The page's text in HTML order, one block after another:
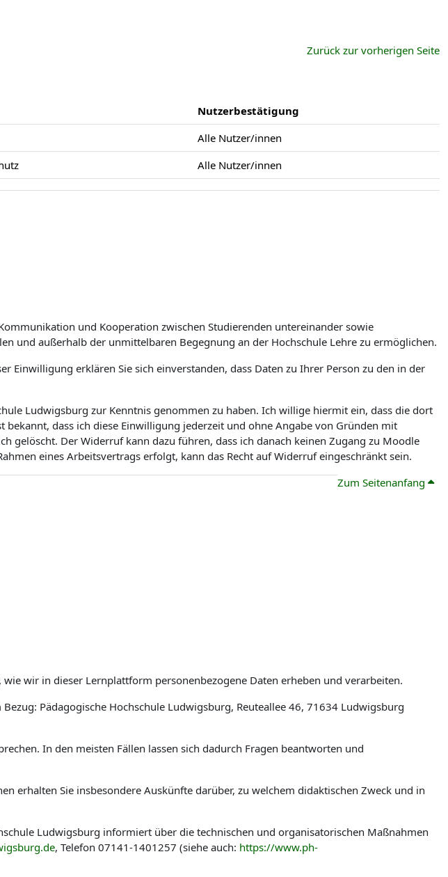
Zurück zur vorherigen Seite
Nutzerbestätigung
Alle Nutzer/innen
Alle Nutzer/innen
und Kooperation zwischen Studierenden untereinander sowie
und außerhalb der unmittelbaren Begegnung an der Hochschule Lehre zu ermöglichen.
Einwilligung erklären Sie sich einverstanden, dass Daten zu Ihrer Person zu den in der
Ludwigsburg zur Kenntnis genommen zu haben. Ich willige hiermit ein, dass die dort
dass ich diese Einwilligung jederzeit und ohne Angabe von Gründen mit
Der Widerruf kann dazu führen, dass ich danach keinen Zugang zu Moodle
eines Arbeitsvertrags erfolgt, kann das Recht auf Widerruf eingeschränkt sein.
Zum Seitenanfang
wir in dieser Lernplattform personenbezogene Daten erheben und verarbeiten.
Pädagogische Hochschule Ludwigsburg, Reuteallee 46, 71634 Ludwigsburg
In den meisten Fällen lassen sich dadurch Fragen beantworten und
erhalten Sie insbesondere Auskünfte darüber, zu welchem didaktischen Zweck und in
Ludwigsburg informiert über die technischen und organisatorischen Maßnahmen
, Telefon 07141-1401257 (siehe auch: https://www.ph-